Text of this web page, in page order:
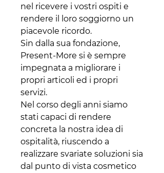
nel ricevere i vostri ospiti e
rendere il loro soggiorno un
piacevole ricordo.
Sin dalla sua fondazione,
Present-More si è sempre
impegnata a migliorare i
propri articoli ed i propri
servizi.
Nel corso degli anni siamo
stati capaci di rendere
concreta la nostra idea di
ospitalità, riuscendo a
realizzare svariate soluzioni sia
dal punto di vista cosmetico